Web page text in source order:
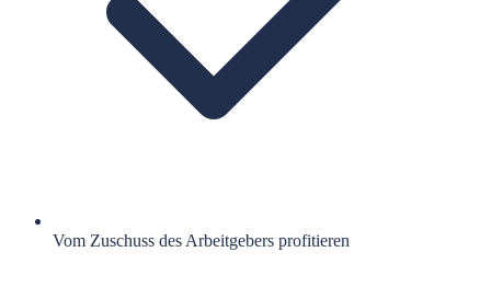
Vom Zuschuss des Arbeitgebers profitieren